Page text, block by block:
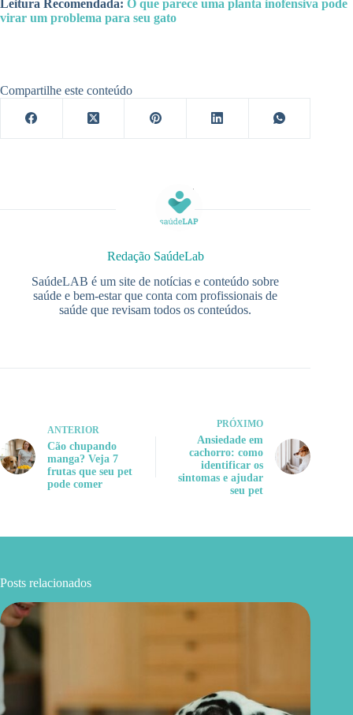
Leitura Recomendada: O que parece uma planta inofensiva pode
virar um problema para seu gato
Compartilhe este conteúdo
Redação SaúdeLab
SaúdeLAB é um site de notícias e conteúdo sobre
saúde e bem-estar que conta com profissionais de
saúde que revisam todos os conteúdos.
ANTERIOR
Cão chupando
manga? Veja 7
frutas que seu pet
pode comer
PRÓXIMO
Ansiedade em
cachorro: como
identificar os
sintomas e ajudar
seu pet
Posts relacionados